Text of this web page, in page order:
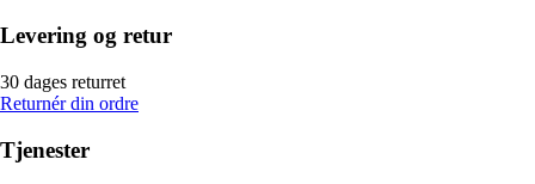
Levering og retur
30 dages returret
Returnér din ordre
Tjenester